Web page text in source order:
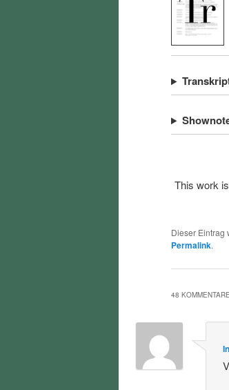
This work
Dieser Eintrag
Permalink.
48